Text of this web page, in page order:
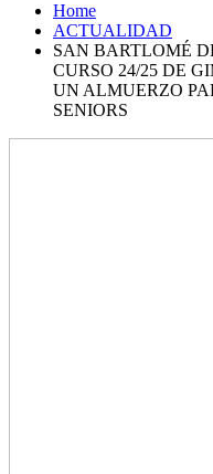
Home
ACTUALIDAD
SAN BARTLOMÉ
CURSO 24/25 DE
UN ALMUERZO
SENIORS